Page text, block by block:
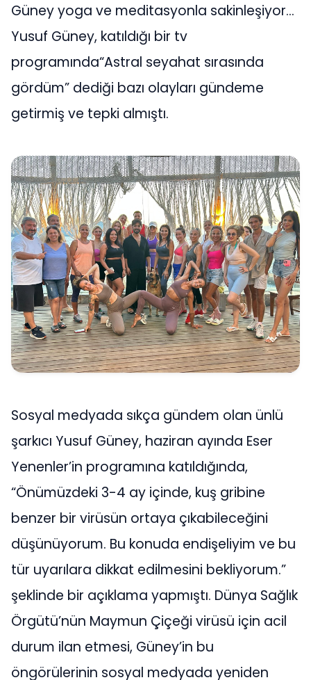
Güney yoga ve meditasyonla sakinleşiyor…
Yusuf Güney, katıldığı bir tv
programında“Astral seyahat sırasında
gördüm” dediği bazı olayları gündeme
getirmiş ve tepki almıştı.
Sosyal medyada sıkça gündem olan ünlü
şarkıcı Yusuf Güney, haziran ayında Eser
Yenenler’in programına katıldığında,
“Önümüzdeki 3-4 ay içinde, kuş gribine
benzer bir virüsün ortaya çıkabileceğini
düşünüyorum. Bu konuda endişeliyim ve bu
tür uyarılara dikkat edilmesini bekliyorum.”
şeklinde bir açıklama yapmıştı. Dünya Sağlık
Örgütü’nün Maymun Çiçeği virüsü için acil
durum ilan etmesi, Güney’in bu
öngörülerinin sosyal medyada yeniden